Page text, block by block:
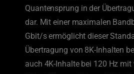
Quantensprung in der
dar. Mit einer maximalen
Gbit/s ermöglicht dieser
Übertragung von 8K-Inhalten
auch 4K-Inhalte bei 120 Hz